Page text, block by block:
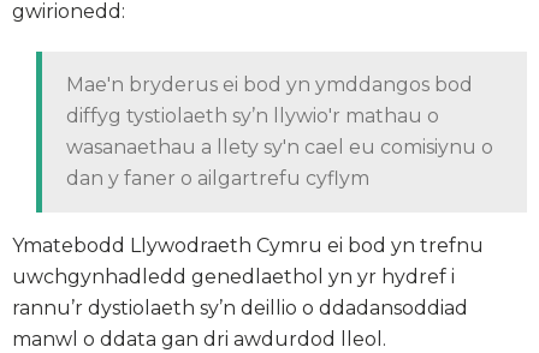
gwirionedd:
Mae'n bryderus ei bod yn ymddangos bod
diffyg tystiolaeth sy’n llywio'r mathau o
wasanaethau a llety sy'n cael eu comisiynu o
dan y faner o ailgartrefu cyflym
Ymatebodd Llywodraeth Cymru ei bod yn trefnu
uwchgynhadledd genedlaethol yn yr hydref i
rannu’r dystiolaeth sy’n deillio o ddadansoddiad
manwl o ddata gan dri awdurdod lleol.